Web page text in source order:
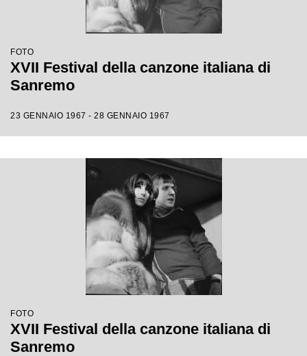
FOTO
XVII Festival della canzone italiana di
Sanremo
23 GENNAIO 1967 - 28 GENNAIO 1967
FOTO
XVII Festival della canzone italiana di
Sanremo